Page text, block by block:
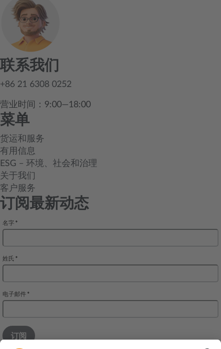
联系我们
+86 21 6308 0252
营业时间：9:00—18:00
菜单
货运和服务
有用信息
ESG – 环境、社会和治理
关于我们
客户服务
订阅最新动态